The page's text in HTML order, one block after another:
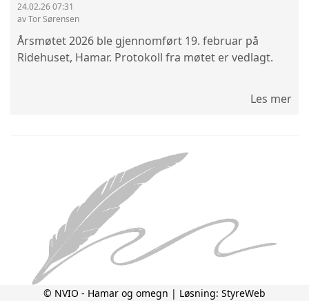
24.02.26 07:31
av Tor Sørensen
Årsmøtet 2026 ble gjennomført 19. februar på
Ridehuset, Hamar. Protokoll fra møtet er vedlagt.
Les mer
© NVIO - Hamar og omegn | Løsning: StyreWeb